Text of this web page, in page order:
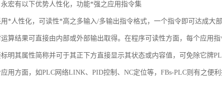
宏有以下优势人性化，功能*强之应用指令集
*人性化，可读性*高之多输入/多输出指令格式，一个指令即可达成大
算结果可直接由内部或外部输出取得。在程序可读性方面，每个应用
明其属性简称并可于其正下方直接显示其状态或内容值，可免除它牌
用方面，如PLC网络LINK、PID控制、NC定位等，FBs-PLC则有之便